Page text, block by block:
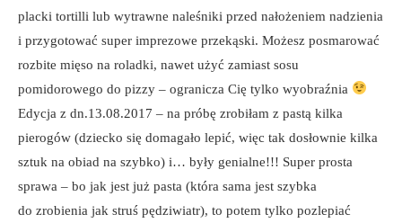
placki tortilli lub wytrawne naleśniki przed nałożeniem nadzienia
i przygotować super imprezowe przekąski. Możesz posmarować
rozbite mięso na roladki, nawet użyć zamiast sosu
pomidorowego do pizzy – ogranicza Cię tylko wyobraźnia
Edycja z dn.13.08.2017 – na próbę zrobiłam z pastą kilka
pierogów (dziecko się domagało lepić, więc tak dosłownie kilka
sztuk na obiad na szybko) i… były genialne!!! Super prosta
sprawa – bo jak jest już pasta (która sama jest szybka
do zrobienia jak struś pędziwiatr), to potem tylko pozlepiać